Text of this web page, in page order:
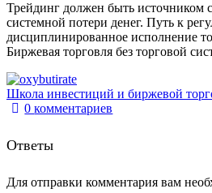
Трейдинг должен быть источником
системной потери денег. Путь к
дисциплинированное исполнение
Биржевая торговля без торговой
Школа инвестиций и биржевой
0комментариев
Ответы
Для отправки комментария вам